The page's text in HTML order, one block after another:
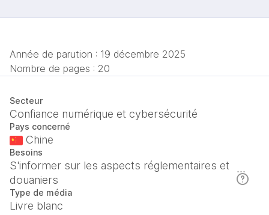
Année de parution : 19 décembre 2025
Nombre de pages : 20
Secteur
Confiance numérique et cybersécurité
Pays concerné
Chine
Besoins
S'informer sur les aspects réglementaires et
douaniers
Type de média
Livre blanc